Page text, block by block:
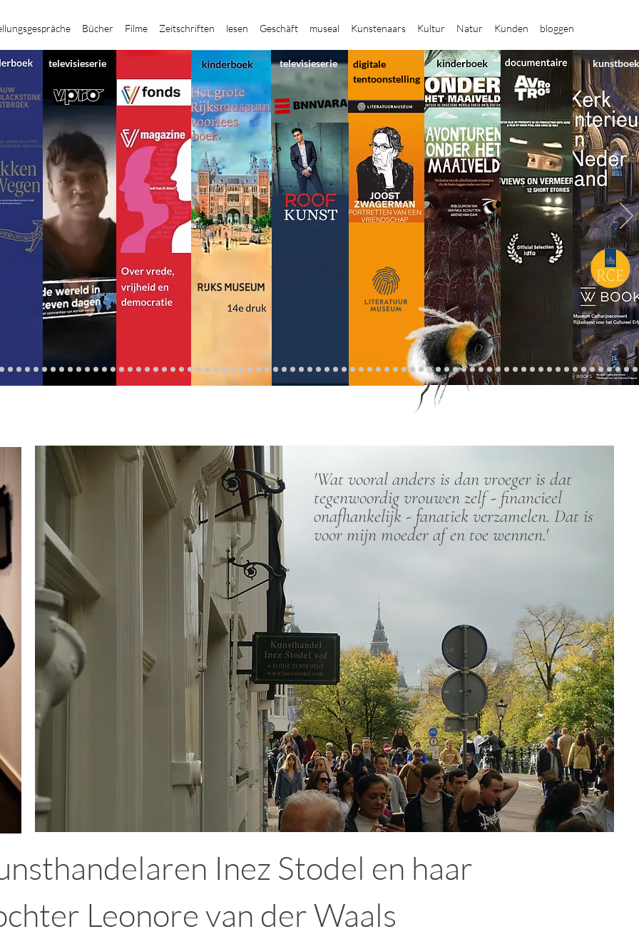
Bücher Filme Zeitschriften lesen Geschäft museal Kunstenaars Kultur Natur Kunden bloggen
televisieserie
digitale
tentoonstelling
televisieserie kunstboek
'Wat vooral anders is dan vroeger is dat
tegenwoordig vrouwen zelf - financieel
onafhankelijk - fanatiek verzamelen. Dat is
voor mijn moeder af en toe wennen.'
Inez Stodel en haar
Leonore van der Waals